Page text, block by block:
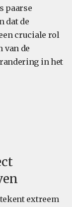
paarse
dat de
cruciale rol
van de
in het
extreem